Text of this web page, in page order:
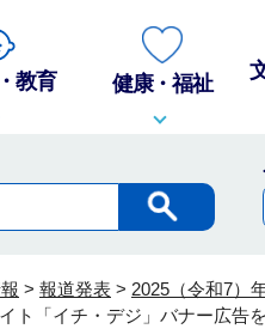
教育 健康・福祉
> 報道発表 > 2025（令和7）
ト「イチ・デジ」バナー広告